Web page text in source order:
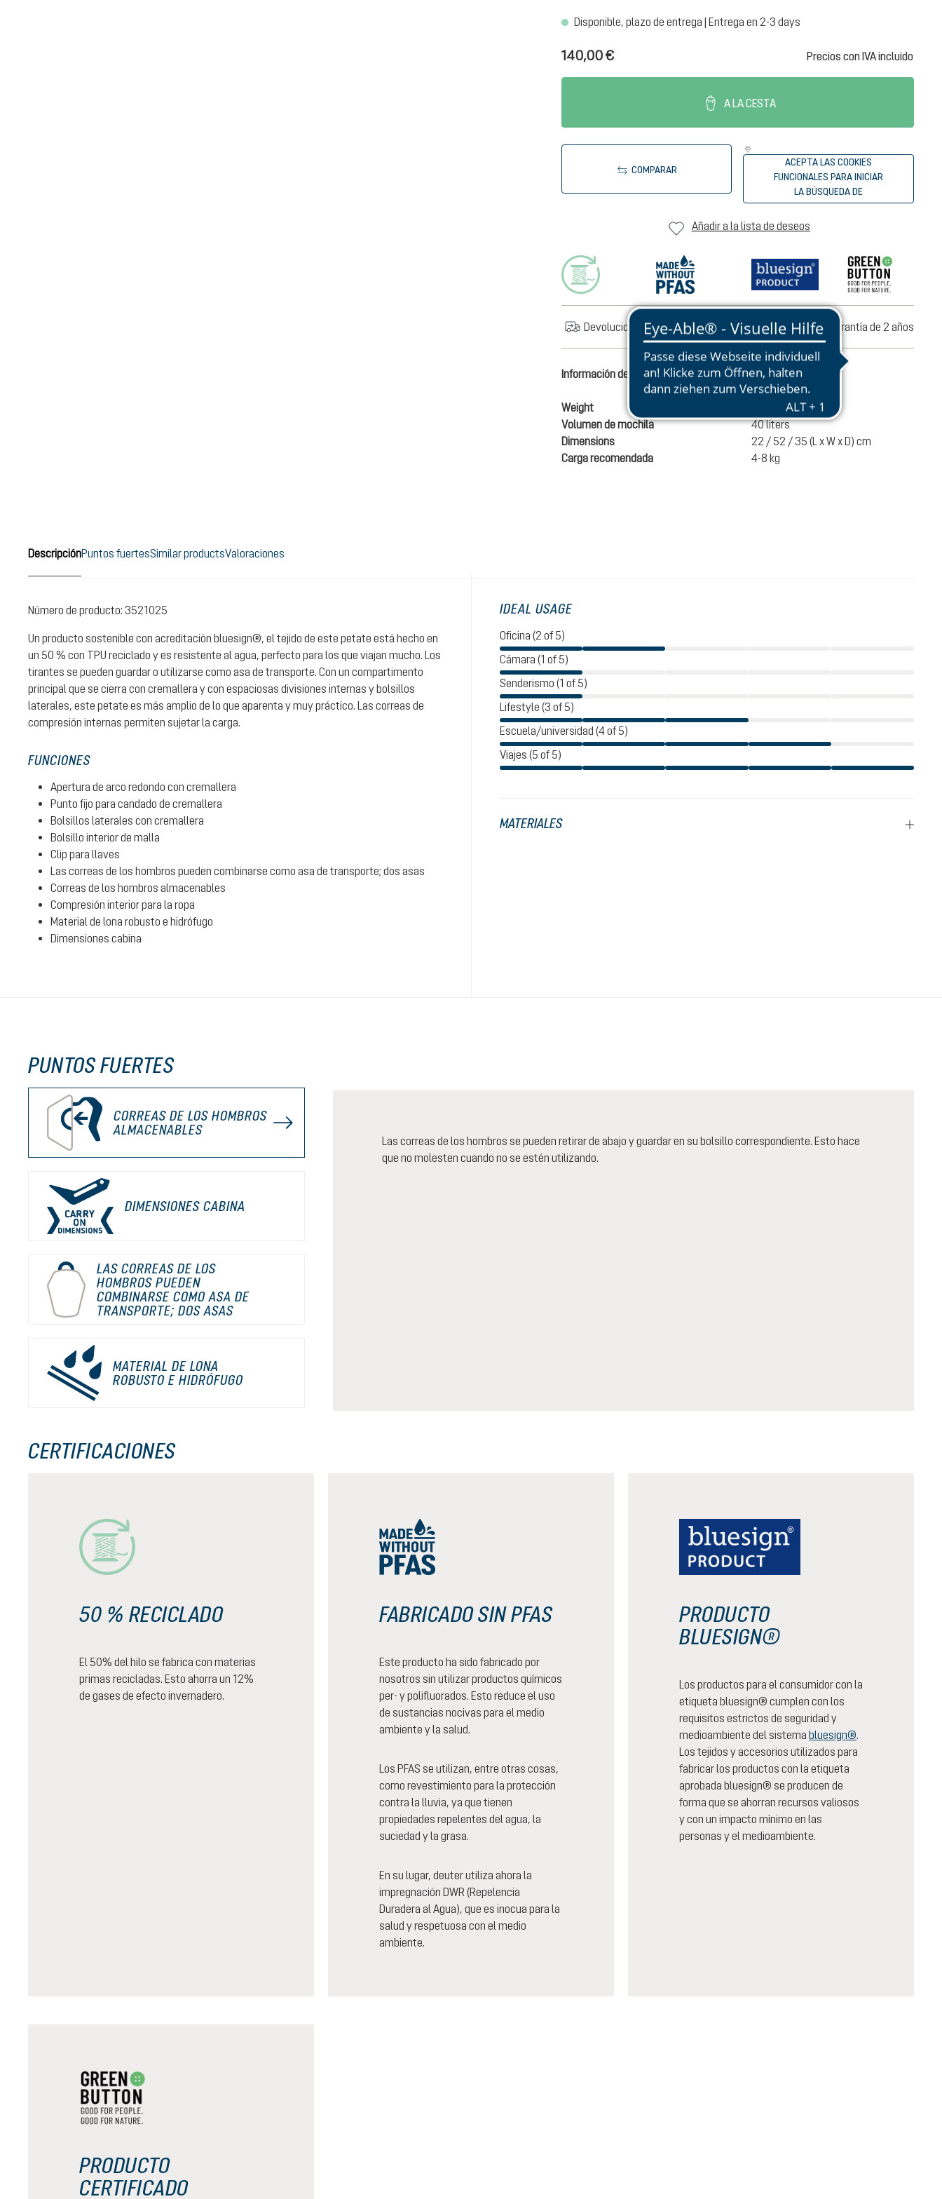
Disponible, plazo de entrega | Entrega en 2-3 days
140,00 € Precios con IVA incluido
A LA CESTA
COMPARAR
ACEPTA LAS COOKIES
FUNCIONALES PARA INICIAR
LA BÚSQUEDA DE
DISTRIBUIDORES
Añadir a la lista de deseos
Devoluciones en 30 días Garantía de 2 años
Información del producto
Weight
Volumen de mochila
40 liters
Dimensions
22 / 52 / 35 (L x W x D) cm
Carga recomendada
4-8 kg
DescripciónPuntos fuertesSimilar productsValoraciones
Número de producto: 3521025
Un producto sostenible con acreditación bluesign®, el tejido de este petate está hecho en
un 50 % con TPU reciclado y es resistente al agua, perfecto para los que viajan mucho. Los
tirantes se pueden guardar o utilizarse como asa de transporte. Con un compartimento
principal que se cierra con cremallera y con espaciosas divisiones internas y bolsillos
laterales, este petate es más amplio de lo que aparenta y muy práctico. Las correas de
compresión internas permiten sujetar la carga.
FUNCIONES
Apertura de arco redondo con cremallera
Punto fijo para candado de cremallera
Bolsillos laterales con cremallera
Bolsillo interior de malla
Clip para llaves
Las correas de los hombros pueden combinarse como asa de transporte; dos asas
Correas de los hombros almacenables
Compresión interior para la ropa
Material de lona robusto e hidrófugo
Dimensiones cabina
IDEAL USAGE
Oficina (2 of 5)
Cámara (1 of 5)
Senderismo (1 of 5)
Lifestyle (3 of 5)
Escuela/universidad (4 of 5)
Viajes (5 of 5)
MATERIALES
PUNTOS FUERTES
CORREAS DE LOS HOMBROS
ALMACENABLES
DIMENSIONES CABINA
LAS CORREAS DE LOS
HOMBROS PUEDEN
COMBINARSE COMO ASA DE
TRANSPORTE; DOS ASAS
MATERIAL DE LONA
ROBUSTO E HIDRÓFUGO
Las correas de los hombros se pueden retirar de abajo y guardar en su bolsillo correspondiente. Esto hace
que no molesten cuando no se estén utilizando.
CERTIFICACIONES
50 % RECICLADO
El 50% del hilo se fabrica con materias
primas recicladas. Esto ahorra un 12%
de gases de efecto invernadero.
FABRICADO SIN PFAS
Este producto ha sido fabricado por
nosotros sin utilizar productos químicos
per- y polifluorados. Esto reduce el uso
de sustancias nocivas para el medio
ambiente y la salud.
Los PFAS se utilizan, entre otras cosas,
como revestimiento para la protección
contra la lluvia, ya que tienen
propiedades repelentes del agua, la
suciedad y la grasa.
En su lugar, deuter utiliza ahora la
impregnación DWR (Repelencia
Duradera al Agua), que es inocua para la
salud y respetuosa con el medio
ambiente.
PRODUCTO
BLUESIGN®
Los productos para el consumidor con la
etiqueta bluesign® cumplen con los
requisitos estrictos de seguridad y
medioambiente del sistema bluesign®.
Los tejidos y accesorios utilizados para
fabricar los productos con la etiqueta
aprobada bluesign® se producen de
forma que se ahorran recursos valiosos
y con un impacto mínimo en las
personas y el medioambiente.
PRODUCTO
CERTIFICADO